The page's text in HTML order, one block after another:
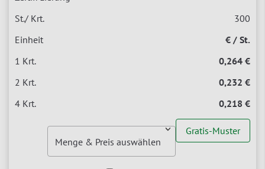
300
€ / St.
0,264 €
0,232 €
0,218 €
Gratis-Muster